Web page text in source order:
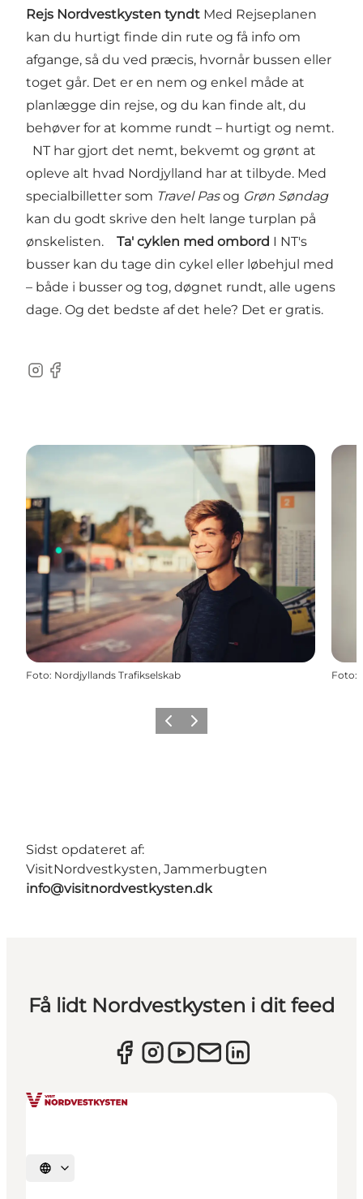
Rejs Nordvestkysten tyndt Med Rejseplanen
kan du hurtigt finde din rute og få info om
afgange, så du ved præcis, hvornår bussen eller
toget går. Det er en nem og enkel måde at
planlægge din rejse, og du kan finde alt, du
behøver for at komme rundt – hurtigt og nemt​.
NT har gjort det nemt, bekvemt og grønt at
opleve alt hvad Nordjylland har at tilbyde. Med
specialbilletter som Travel Pasog Grøn Søndag
kan du godt skrive den helt lange turplan på
ønskelisten. Ta' cyklen med ombord I NT's
busser kan du tage din cykel eller løbehjul med
– både i busser og tog, døgnet rundt, alle ugens
dage. Og det bedste af det hele? Det er gratis.
Instagram
Facebook
Foto: Nordjyllands Trafikselskab Foto:
ForrigeNæste
Sidst opdateret af:
VisitNordvestkysten, Jammerbugten
info@visitnordvestkysten.dk
Få lidt Nordvestkysten i dit feed
Vælg sprog